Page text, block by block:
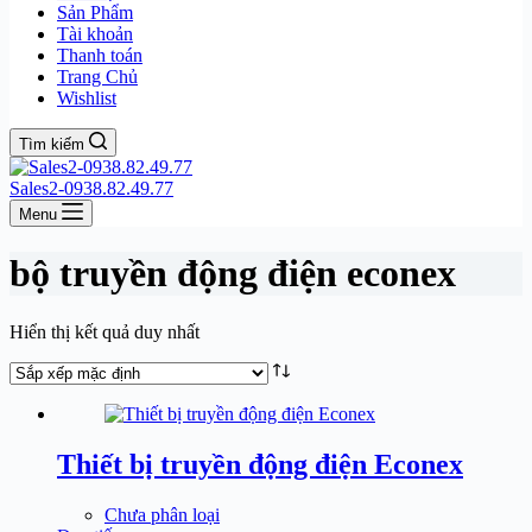
Sản Phẩm
Tài khoản
Thanh toán
Trang Chủ
Wishlist
Tìm kiếm
Sales2-0938.82.49.77
Menu
bộ truyền động điện econex
Hiển thị kết quả duy nhất
Thiết bị truyền động điện Econex
Chưa phân loại